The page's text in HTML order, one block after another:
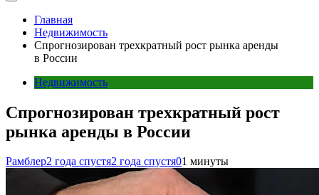
Главная
Недвижимость
Спрогнозирован трехкратный рост рынка аренды
в России
Недвижимость
Спрогнозирован трехкратный рост
рынка аренды в России
Рамблер2 года спустя2 года спустя01 минуты